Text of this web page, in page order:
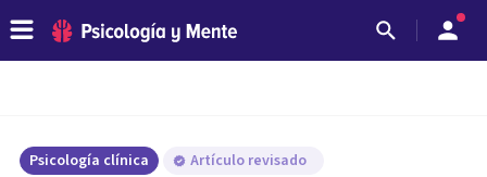
Psicología clínica Artículo revisado